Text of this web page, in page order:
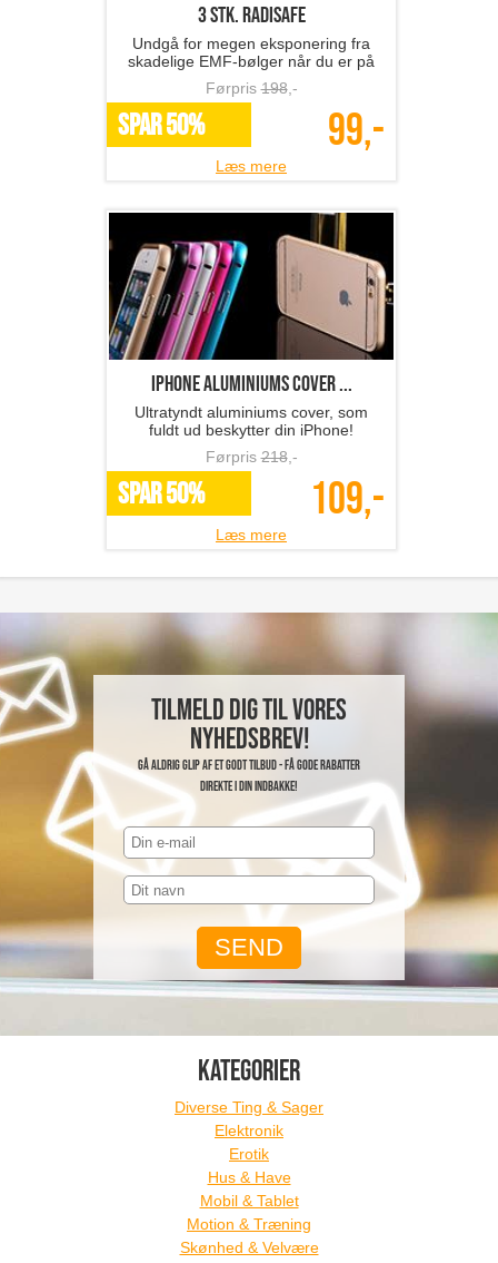
3 stk. Radisafe
Undgå for megen eksponering fra
skadelige EMF-bølger når du er på
mobilen
Førpris198,-
SPAR 50% 99,-
Læs mere
iPhone aluminiums cover ...
Ultratyndt aluminiums cover, som
fuldt ud beskytter din iPhone!
Førpris218,-
SPAR 50% 109,-
Læs mere
Tilmeld dig til vores
nyhedsbrev!
Gå aldrig glip af et godt tilbud - få gode rabatter
direkte i din indbakke!
KATEGORIER
Diverse Ting & Sager
Elektronik
Erotik
Hus & Have
Mobil & Tablet
Motion & Træning
Skønhed & Velvære